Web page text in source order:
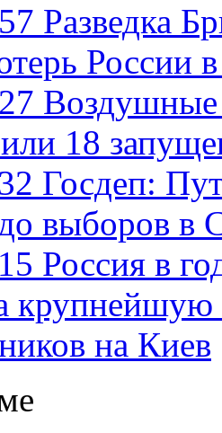
Разведка
России
18
Госдеп:
выборов
Россия в
крупнейшую
на Киев